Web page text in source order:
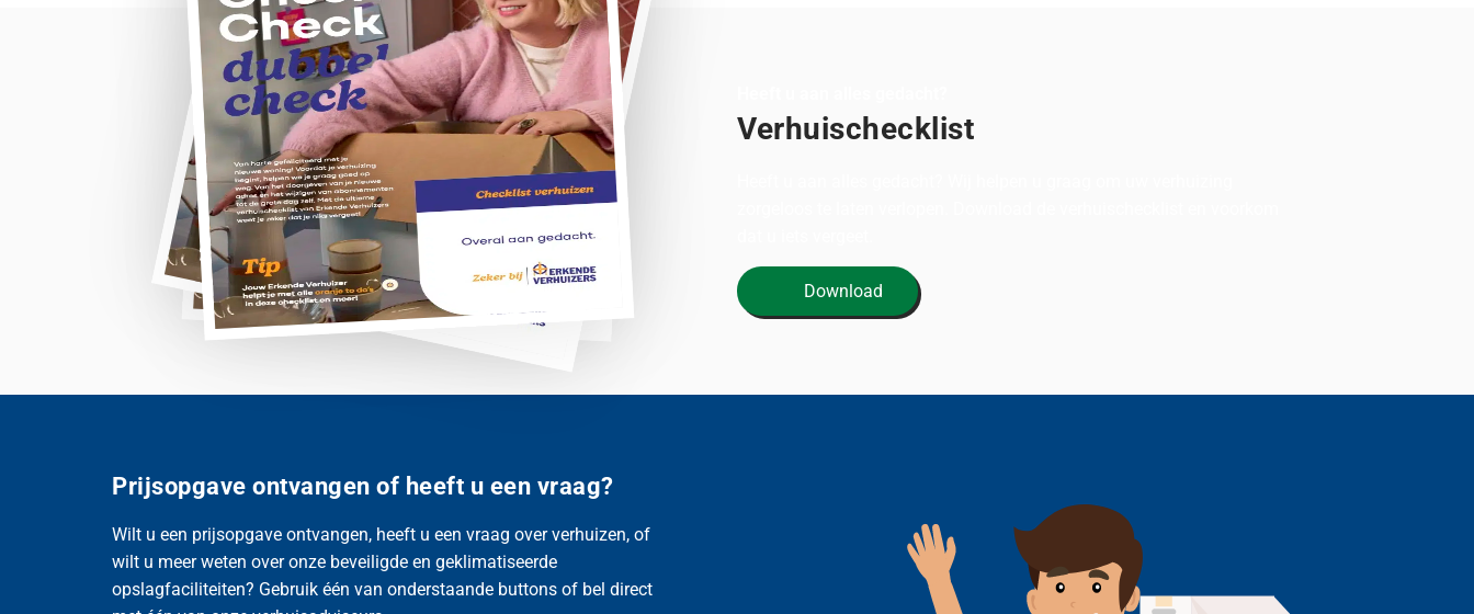
Verhuischecklist
Download
Prijsopgave ontvangen of heeft u een vraag?
Wilt u een prijsopgave ontvangen, heeft u een vraag over verhuizen, of
wilt u meer weten over onze beveiligde en geklimatiseerde
opslagfaciliteiten? Gebruik één van onderstaande buttons of bel direct